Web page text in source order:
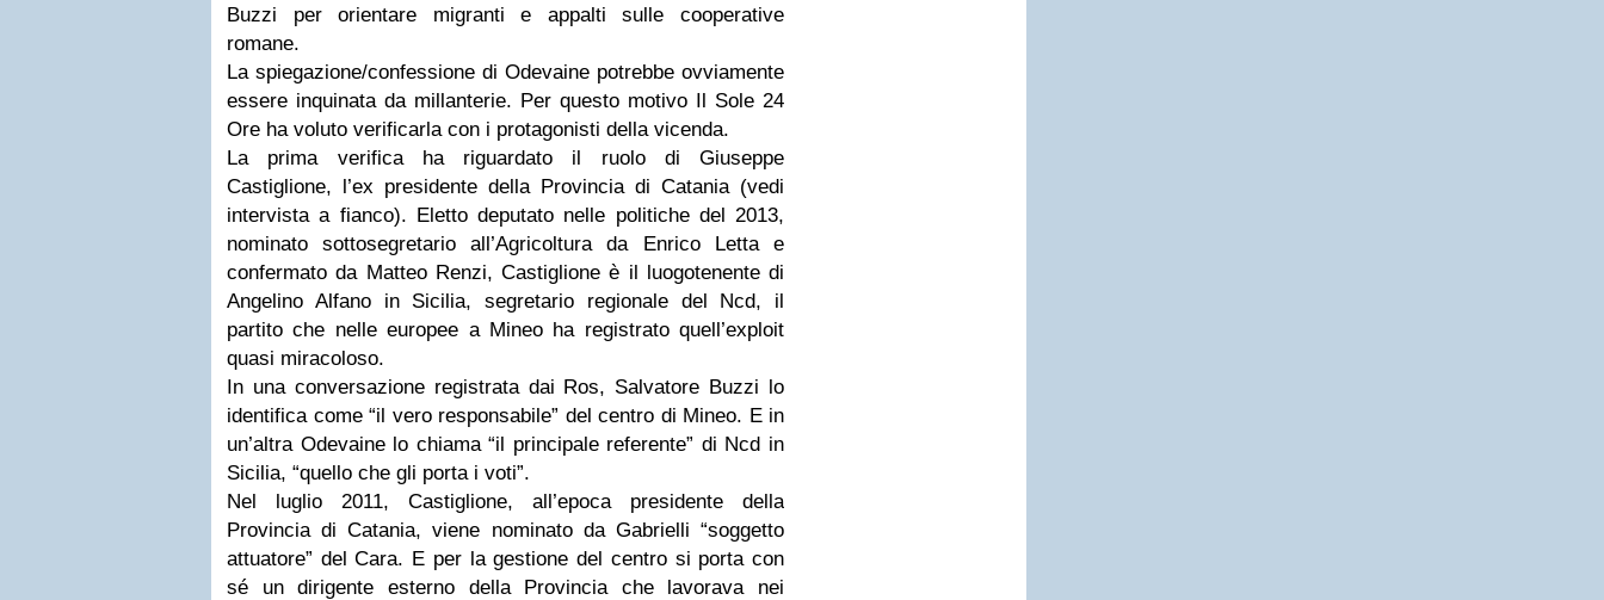
Buzzi per orientare migranti e appalti sulle cooperative
romane.
La spiegazione/confessione di Odevaine potrebbe ovviamente
essere inquinata da millanterie. Per questo motivo Il Sole 24
Ore ha voluto verificarla con i protagonisti della vicenda.
La prima verifica ha riguardato il ruolo di Giuseppe
Castiglione, l’ex presidente della Provincia di Catania (vedi
intervista a fianco). Eletto deputato nelle politiche del 2013,
nominato sottosegretario all’Agricoltura da Enrico Letta e
confermato da Matteo Renzi, Castiglione è il luogotenente di
Angelino Alfano in Sicilia, segretario regionale del Ncd, il
partito che nelle europee a Mineo ha registrato quell’exploit
quasi miracoloso.
In una conversazione registrata dai Ros, Salvatore Buzzi lo
identifica come “il vero responsabile” del centro di Mineo. E in
un’altra Odevaine lo chiama “il principale referente” di Ncd in
Sicilia, “quello che gli porta i voti”.
Nel luglio 2011, Castiglione, all’epoca presidente della
Provincia di Catania, viene nominato da Gabrielli “soggetto
attuatore” del Cara. E per la gestione del centro si porta con
sé un dirigente esterno della Provincia che lavorava nei